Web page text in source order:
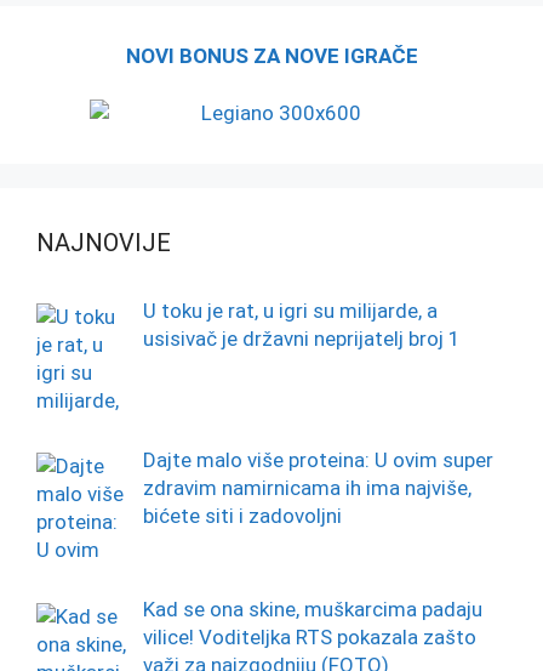
NOVI BONUS ZA NOVE IGRAČE
NAJNOVIJE
U toku je rat, u igri su milijarde, a
usisivač je državni neprijatelj broj 1
Dajte malo više proteina: U ovim super
zdravim namirnicama ih ima najviše,
bićete siti i zadovoljni
Kad se ona skine, muškarcima padaju
vilice! Voditeljka RTS pokazala zašto
važi za najzgodniju (FOTO)